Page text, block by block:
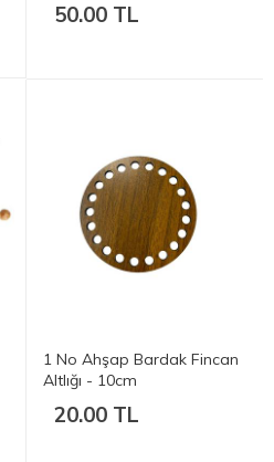
50.00 TL
1 No Ahşap Bardak Fincan
Altlığı - 10cm
20.00 TL